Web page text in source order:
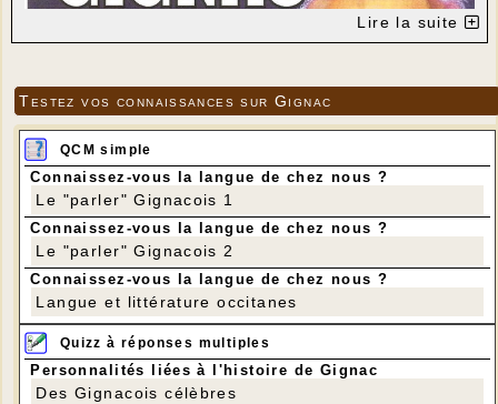
Lire la suite
Testez vos connaissances sur Gignac
QCM simple
Connaissez-vous la langue de chez nous ?
Le "parler" Gignacois 1
Connaissez-vous la langue de chez nous ?
Le "parler" Gignacois 2
Connaissez-vous la langue de chez nous ?
Langue et littérature occitanes
Quizz à réponses multiples
Personnalités liées à l'histoire de Gignac
Des Gignacois célèbres